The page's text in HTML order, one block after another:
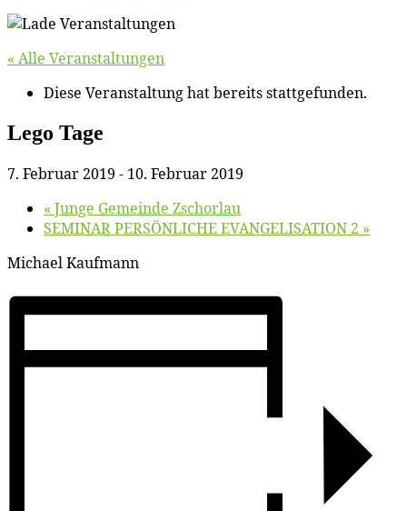
« Alle Veranstaltungen
Diese Veranstaltung hat bereits stattgefunden.
Le­go Tage
7. Februar 2019 - 10. Februar 2019
« Jun­ge Ge­mein­de Zschorlau
SEMINAR PERSÖNLICHE EVANGELISATION 2 »
Mi­cha­el Kaufmann